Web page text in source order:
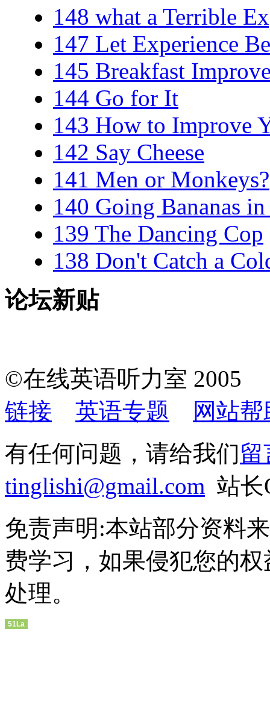
148 what a Terrible
147 Let Experience
145 Breakfast
144 Go for It
143 How to Improve
142 Say Cheese
141 Men or Monkeys?
140 Going Bananas
139 The Dancing Cop
138 Don't Catch a
论坛新贴
©在线英语听力室
链接
英语专题
网站帮
有任何问题，请给我们留
tinglishi@gmail.com 站长
免责声明:本站部分资料
费学习，如果侵犯您的
处理。
51La